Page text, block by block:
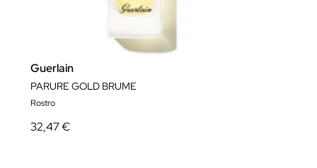
Guerlain
PARURE GOLD BRUME
Rostro
32,47 €